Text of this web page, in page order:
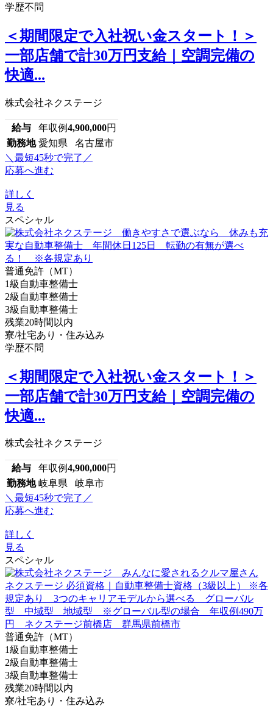
学歴不問
＜期間限定で入社祝い金スタート！＞
一部店舗で計30万円支給｜空調完備の
快適...
株式会社ネクステージ
給与 年収例4,900,000円
勤務地 愛知県 名古屋市
＼最短45秒で完了／
応募へ進む
詳しく
見る
スペシャル
普通免許（MT）
1級自動車整備士
2級自動車整備士
3級自動車整備士
残業20時間以内
寮/社宅あり・住み込み
学歴不問
＜期間限定で入社祝い金スタート！＞
一部店舗で計30万円支給｜空調完備の
快適...
株式会社ネクステージ
給与 年収例4,900,000円
勤務地 岐阜県 岐阜市
＼最短45秒で完了／
応募へ進む
詳しく
見る
スペシャル
普通免許（MT）
1級自動車整備士
2級自動車整備士
3級自動車整備士
残業20時間以内
寮/社宅あり・住み込み